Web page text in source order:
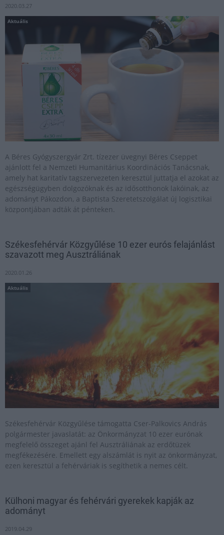
2020.03.27
Aktuális
A Béres Gyógyszergyár Zrt. tízezer üvegnyi Béres Cseppet
ajánlott fel a Nemzeti Humanitárius Koordinációs Tanácsnak,
amely hat karitatív tagszervezeten keresztül juttatja el azokat az
egészségügyben dolgozóknak és az idősotthonok lakóinak, az
adományt Pákozdon, a Baptista Szeretetszolgálat új logisztikai
központjában adták át pénteken.
Székesfehérvár Közgyűlése 10 ezer eurós felajánlást
szavazott meg Ausztráliának
2020.01.26
Aktuális
Székesfehérvár Közgyűlése támogatta Cser-Palkovics András
polgármester javaslatát: az Önkormányzat 10 ezer eurónak
megfelelő összeget ajánl fel Ausztráliának az erdőtüzek
megfékezésére. Emellett egy alszámlát is nyit az önkormányzat,
ezen keresztül a fehérváriak is segíthetik a nemes célt.
Külhoni magyar és fehérvári gyerekek kapják az
adományt
2019.04.29